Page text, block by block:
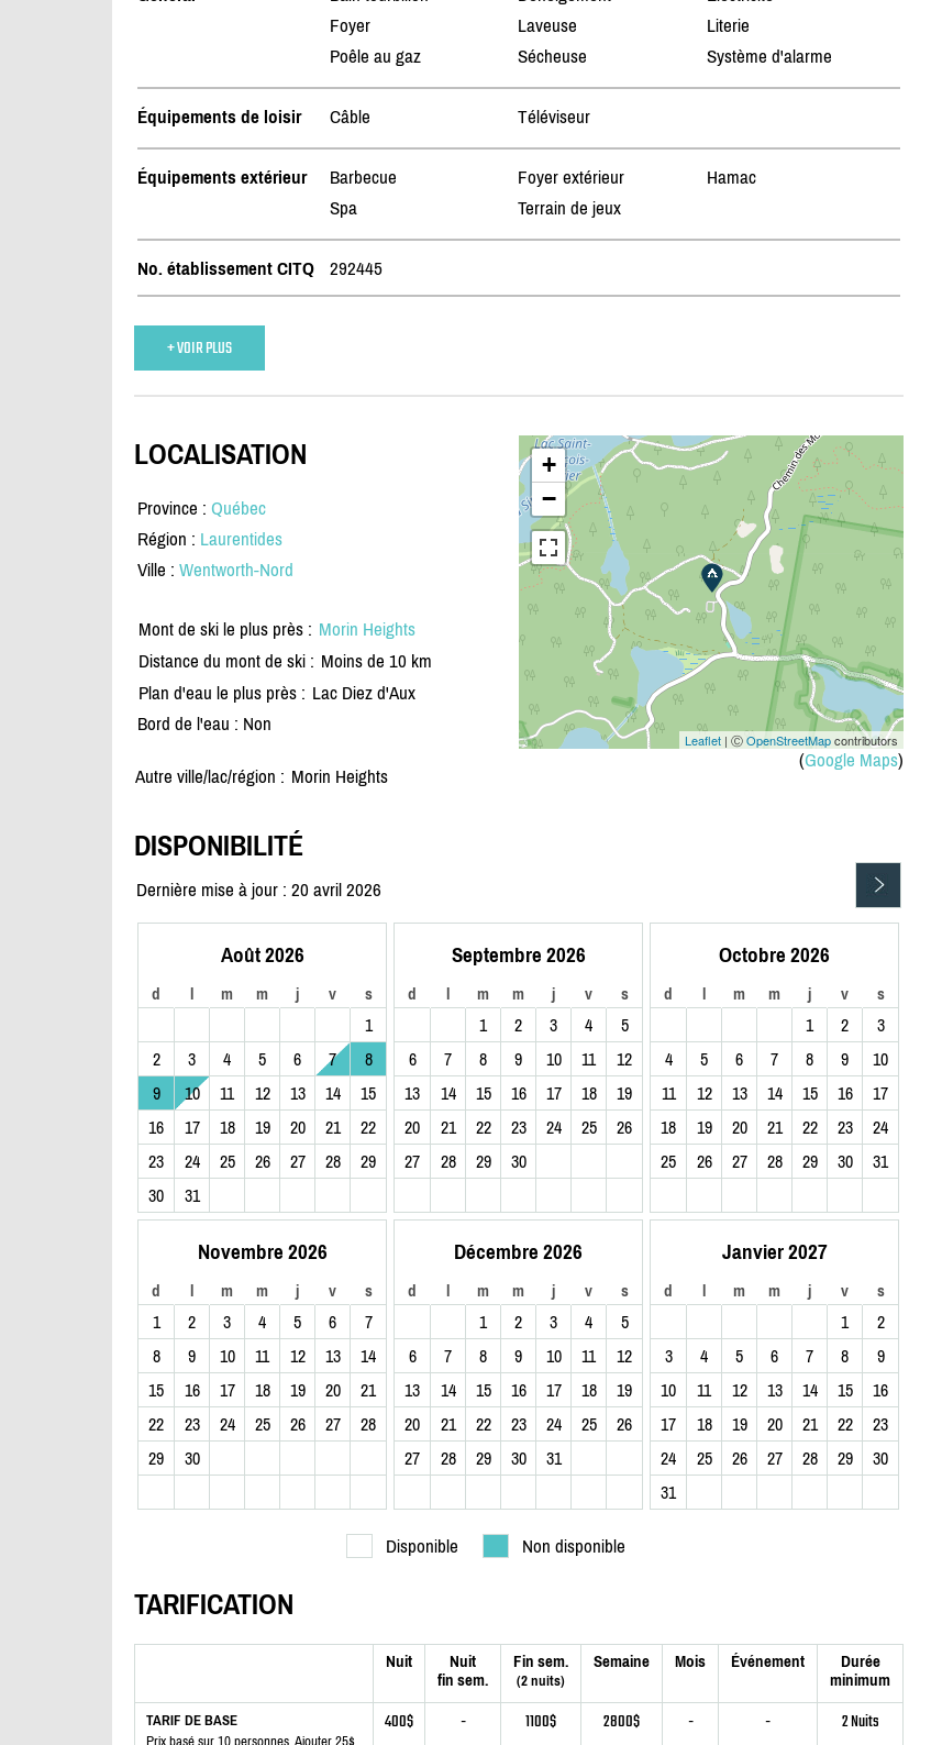
Foyer
Laveuse
Literie
Poêle au gaz
Sécheuse Système d'alarme
Équipements de loisir Câble Téléviseur
Équipements extérieur Barbecue Foyer extérieur
Hamac
Spa
Terrain de jeux
No. établissement CITQ 292445
+ VOIR PLUS
+
−
Leaflet | ⒸOpenStreetMapcontributors
(Google Maps)
LOCALISATION
Province : Québec
Région : Laurentides
Ville : Wentworth-Nord
Mont de ski le plus près : Morin Heights
Distance du mont de ski : Moins de 10 km
Plan d'eau le plus près : Lac Diez d'Aux
Bord de l'eau : Non
Autre ville/lac/région : Morin Heights
DISPONIBILITÉ
Dernière mise à jour : 20 avril 2026
Août 2026
d l m m j v s
1
2
3 4 5 6 7
8
9
10 11 12 13 14
15
16
17 18 19 20 21
22
23
24 25 26 27 28
29
30
31
Septembre 2026
d l m m j v s
1 2 3 4
5
6
7 8 9 10 11
12
13
14 15 16 17 18
19
20
21 22 23 24 25
26
27
28 29 30
Octobre 2026
d l m m j v s
1 2
3
4
5 6 7 8 9
10
11
12 13 14 15 16
17
18
19 20 21 22 23
24
25
26 27 28 29 30 31
Novembre 2026
d l m m j v s
1 2 3 4 5 6
7
8
9 10 11 12 13
14
15
16 17 18 19 20
21
22
23 24 25 26 27
28
29
30
Décembre 2026
d l m m j v s
1 2 3 4
5
6
7 8 9 10 11
12
13
14 15 16 17 18
19
20
21 22 23 24 25
26
27
28 29 30 31
Janvier 2027
d l m m j v s
1
2
3
4 5 6 7 8
9
10
11 12 13 14 15
16
17
18 19 20 21 22
23
24
25 26 27 28 29
30
31
Disponible Non disponible
TARIFICATION
Nuit
Nuit
fin sem.
Fin sem.
(2 nuits)
Semaine Mois Événement
Durée
minimum
TARIF DE BASE
Prix basé sur 10 personnes. Ajouter 25$
400$ - 1100$ 2800$ - - 2 Nuits